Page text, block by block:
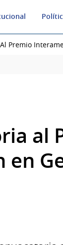
Premio
al